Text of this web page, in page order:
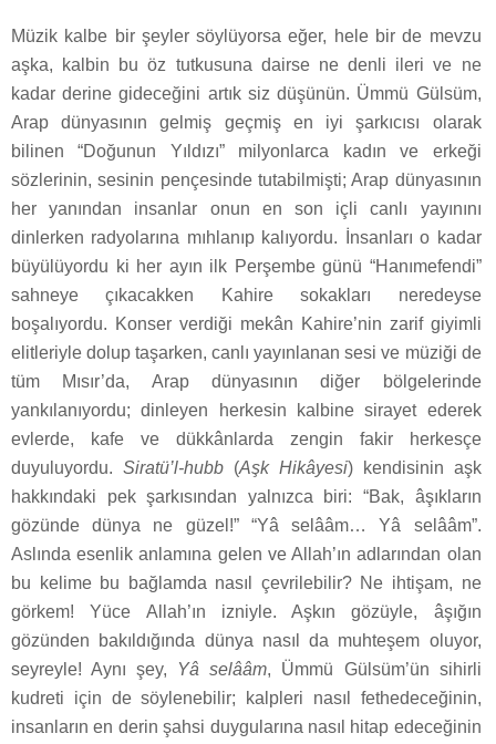
Müzik kalbe bir şeyler söylüyorsa eğer, hele bir de mevzu
aşka, kalbin bu öz tutkusuna dairse ne denli ileri ve ne
kadar derine gideceğini artık siz düşünün. Ümmü Gülsüm,
Arap dünyasının gelmiş geçmiş en iyi şarkıcısı olarak
bilinen “Doğunun Yıldızı” milyonlarca kadın ve erkeği
sözlerinin, sesinin pençesinde tutabilmişti; Arap dünyasının
her yanından insanlar onun en son içli canlı yayınını
dinlerken radyolarına mıhlanıp kalıyordu. İnsanları o kadar
büyülüyordu ki her ayın ilk Perşembe günü “Hanımefendi”
sahneye çıkacakken Kahire sokakları neredeyse
boşalıyordu. Konser verdiği mekân Kahire’nin zarif giyimli
elitleriyle dolup taşarken, canlı yayınlanan sesi ve müziği de
tüm Mısır’da, Arap dünyasının diğer bölgelerinde
yankılanıyordu; dinleyen herkesin kalbine sirayet ederek
evlerde, kafe ve dükkânlarda zengin fakir herkesçe
duyuluyordu. Siratü’l-hubb (Aşk Hikâyesi) kendisinin aşk
hakkındaki pek şarkısından yalnızca biri: “Bak, âşıkların
gözünde dünya ne güzel!” “Yâ selââm… Yâ selââm”.
Aslında esenlik anlamına gelen ve Allah’ın adlarından olan
bu kelime bu bağlamda nasıl çevrilebilir? Ne ihtişam, ne
görkem! Yüce Allah’ın izniyle. Aşkın gözüyle, âşığın
gözünden bakıldığında dünya nasıl da muhteşem oluyor,
seyreyle! Aynı şey,
Yâ selââm, Ümmü Gülsüm’ün sihirli
kudreti için de söylenebilir; kalpleri nasıl fethedeceğinin,
insanların en derin şahsi duygularına nasıl hitap edeceğinin